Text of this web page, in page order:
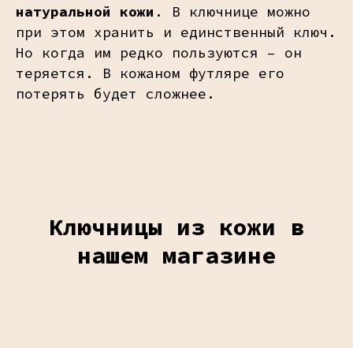
натуральной кожи . В ключнице можно
при этом хранить и единственный ключ.
Но когда им редко пользуются – он
теряется. В кожаном футляре его
потерять будет сложнее.
Ключницы из кожи в
нашем магазине